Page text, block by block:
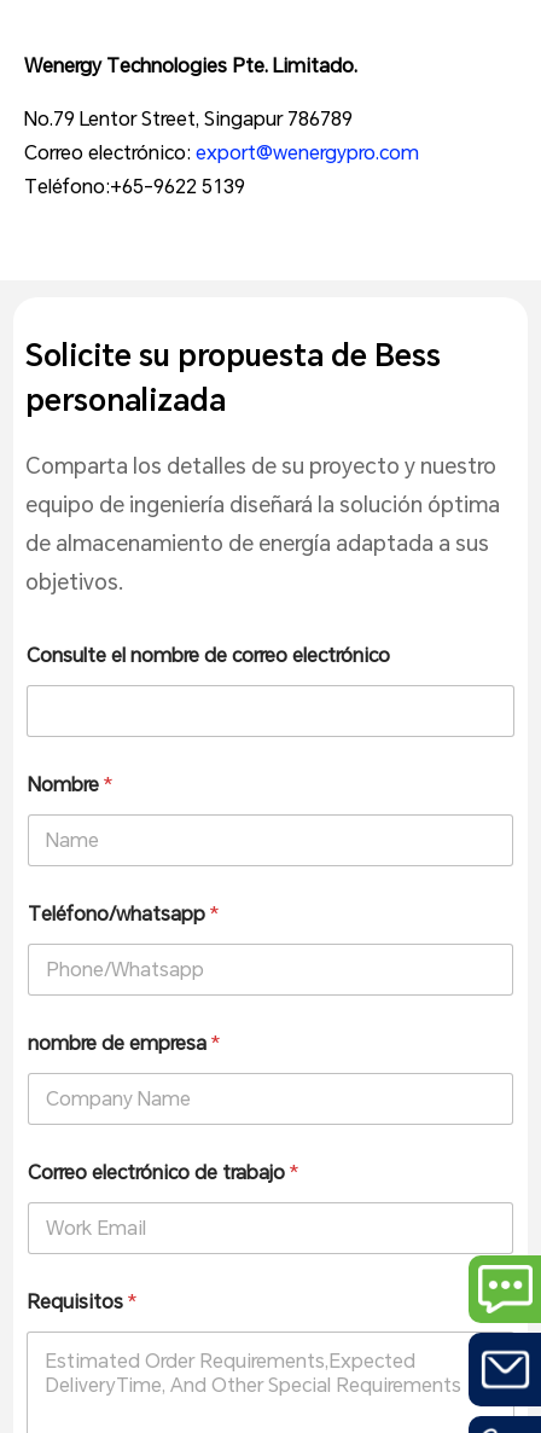
Wenergy Technologies Pte. Limitado.
No.79 Lentor Street, Singapur 786789
Correo electrónico: export@wenergypro.com
Teléfono:+65-9622 5139
Solicite su propuesta de Bess
personalizada
Comparta los detalles de su proyecto y nuestro
equipo de ingeniería diseñará la solución óptima
de almacenamiento de energía adaptada a sus
objetivos.
Consulte el nombre de correo electrónico
Nombre*
Teléfono/whatsapp*
nombre de empresa*
Correo electrónico de trabajo*
Requisitos*